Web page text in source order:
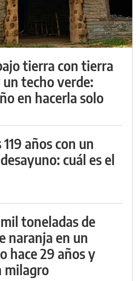
tierra con tierra
techo verde:
en hacerla solo
años con un
cuál es el
toneladas de
naranja en un
hace 29 años y
milagro